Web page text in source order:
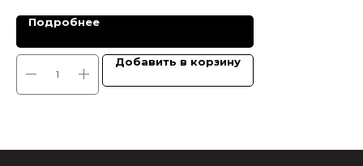
Подробнее
Добавить в корзину